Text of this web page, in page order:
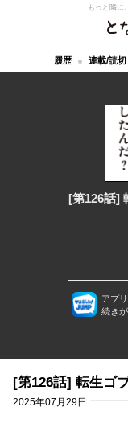
とな
もっと隣に
履歴 連載/読切
[第126話]
アプ
続き
[第126話] 転生ゴ
2025年07月29日